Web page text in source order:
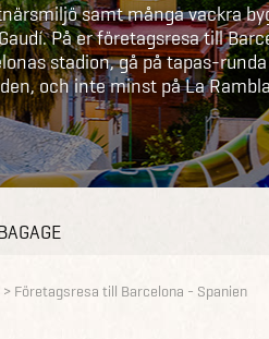
samt många vackra
På er företagsresa till
stadion, gå på tapas-
och inte minst på La
Företagsresa till Barcelona - Spanien